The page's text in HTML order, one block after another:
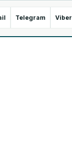
Telegram Viber